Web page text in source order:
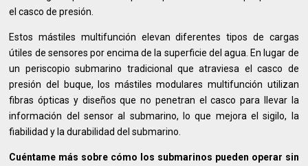
el casco de presión.
Estos mástiles multifunción elevan diferentes tipos de cargas
útiles de sensores por encima de la superficie del agua. En lugar de
un periscopio submarino tradicional que atraviesa el casco de
presión del buque, los mástiles modulares multifunción utilizan
fibras ópticas y diseños que no penetran el casco para llevar la
información del sensor al submarino, lo que mejora el sigilo, la
fiabilidad y la durabilidad del submarino.
Cuéntame más sobre cómo los submarinos pueden operar sin